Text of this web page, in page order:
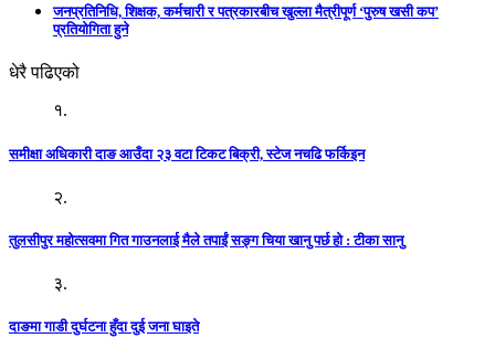
जनप्रतिनिधि, शिक्षक, कर्मचारी र पत्रकारबीच खुल्ला मैत्रीपूर्ण ‘पुरुष खसी कप’
प्रतियोगिता हुने
धेरै पढिएको
१.
समीक्षा अधिकारी दाङ आउँदा २३ वटा टिकट बिक्री, स्टेज नचढि फर्किइन
२.
तुलसीपुर महोत्सवमा गित गाउनलाई मैले तपाईं सङ्ग चिया खानु पर्छ हो : टीका सानु
३.
दाङमा गाडी दुर्घटना हुँदा दुई जना घाइते